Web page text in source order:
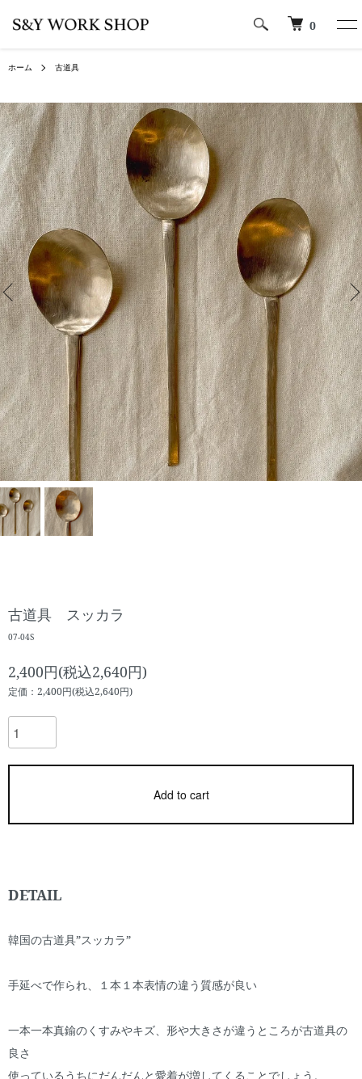
0
ホーム 古道具
古道具 スッカラ
07-04S
2,400円(税込2,640円)
定価：2,400円(税込2,640円)
Add to cart
DETAIL
韓国の古道具”スッカラ”
手延べで作られ、１本１本表情の違う質感が良い
一本一本真鍮のくすみやキズ、形や大きさが違うところが古道具の
良さ
使っているうちにだんだんと愛着が増してくることでしょう。